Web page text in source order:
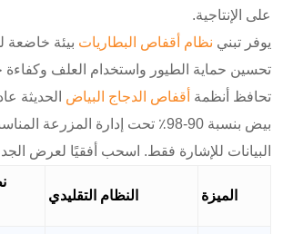
على الإنتاجية.
يوفر تبني نظام أقفاص البطاريات بيئة
تحسين حماية الطيور واستخدام العلف
تحافظ أنظمة أقفاص الدجاج البياض الحديثة
بيض بنسبة 90-98٪ تحت إدارة المزرعة المناسبة.
البيانات للإشارة فقط. اسحب أفقيًا لعرض
الميزة النظام التقليدي